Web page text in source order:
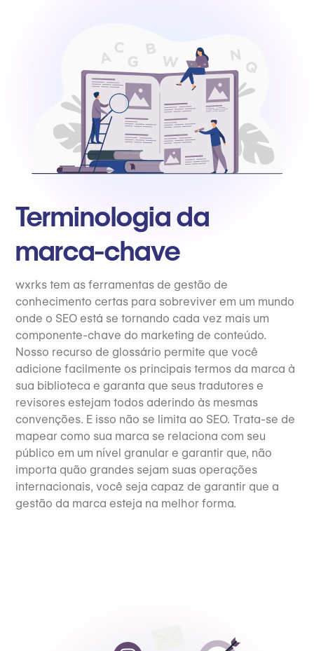
Terminologia da
marca-chave
wxrks tem as ferramentas de gestão de
conhecimento certas para sobreviver em um mundo
onde o SEO está se tornando cada vez mais um
componente-chave do marketing de conteúdo.
Nosso recurso de glossário permite que você
adicione facilmente os principais termos da marca à
sua biblioteca e garanta que seus tradutores e
revisores estejam todos aderindo às mesmas
convenções. E isso não se limita ao SEO. Trata-se de
mapear como sua marca se relaciona com seu
público em um nível granular e garantir que, não
importa quão grandes sejam suas operações
internacionais, você seja capaz de garantir que a
gestão da marca esteja na melhor forma.